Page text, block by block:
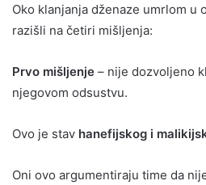
Oko klanjanja dženaze umrlom u
razišli na četiri mišljenja:
Prvo mišljenje – nije dozvoljeno
njegovom odsustvu.
Ovo je stav hanefijskog i
Oni ovo argumentiraju time da